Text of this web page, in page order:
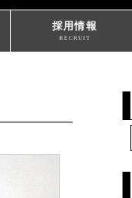
採用情報
RECRUIT